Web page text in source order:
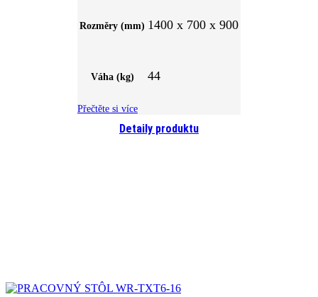
Detaily produktu
Rozměry (mm) 1400 x 700 x 900
Váha (kg) 44
Přečtěte si více